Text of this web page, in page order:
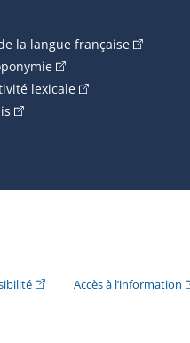
la langue française(Cet
(Cet hyperlien externe
lexicale(Cet hyperlien
(Cet hyperlien externe
(Cet hyperlien externe
Accès à l’information